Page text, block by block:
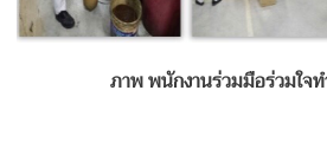
ภาพ พนักงานร่วมมือร่วมใจ